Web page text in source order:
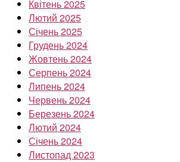
Квітень 2025
Лютий 2025
Січень 2025
Грудень 2024
Жовтень 2024
Серпень 2024
Липень 2024
Червень 2024
Березень 2024
Лютий 2024
Січень 2024
Листопад 2023